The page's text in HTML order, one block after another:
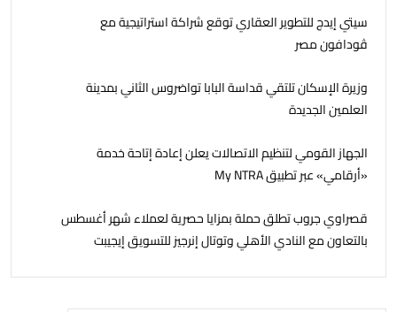
سيتي إيدج للتطوير العقاري توقع شراكة استراتيجية مع
ڤودافون مصر
وزيرة الإسكان تلتقي قداسة البابا تواضروس الثاني بمدينة
العلمين الجديدة
الجهاز القومي لتنظيم الاتصالات يعلن إعادة إتاحة خدمة
«أرقامي» عبر تطبيق My NTRA
قصراوي جروب تطلق حملة بمزايا حصرية لعملاء شهر أغسطس
بالتعاون مع النادي الأهلي وتوتال إنرجيز للتسويق إيجيبت